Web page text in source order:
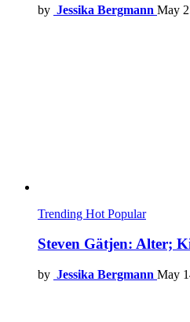
by Jessika Bergmann May
Trending Hot Popular
Steven Gätjen: Alter;
by Jessika Bergmann May